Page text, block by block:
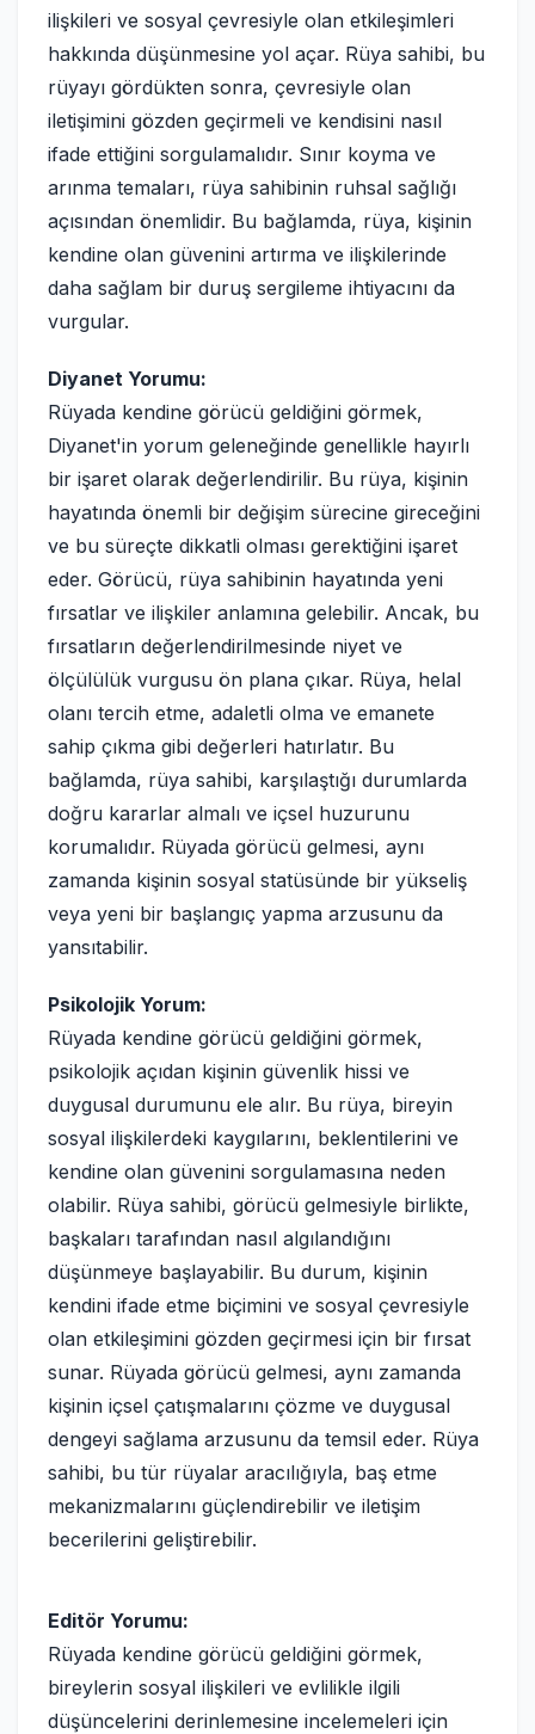
ilişkileri ve sosyal çevresiyle olan etkileşimleri
hakkında düşünmesine yol açar. Rüya sahibi, bu
rüyayı gördükten sonra, çevresiyle olan
iletişimini gözden geçirmeli ve kendisini nasıl
ifade ettiğini sorgulamalıdır. Sınır koyma ve
arınma temaları, rüya sahibinin ruhsal sağlığı
açısından önemlidir. Bu bağlamda, rüya, kişinin
kendine olan güvenini artırma ve ilişkilerinde
daha sağlam bir duruş sergileme ihtiyacını da
vurgular.
Diyanet Yorumu:
Rüyada kendine görücü geldiğini görmek,
Diyanet'in yorum geleneğinde genellikle hayırlı
bir işaret olarak değerlendirilir. Bu rüya, kişinin
hayatında önemli bir değişim sürecine gireceğini
ve bu süreçte dikkatli olması gerektiğini işaret
eder. Görücü, rüya sahibinin hayatında yeni
fırsatlar ve ilişkiler anlamına gelebilir. Ancak, bu
fırsatların değerlendirilmesinde niyet ve
ölçülülük vurgusu ön plana çıkar. Rüya, helal
olanı tercih etme, adaletli olma ve emanete
sahip çıkma gibi değerleri hatırlatır. Bu
bağlamda, rüya sahibi, karşılaştığı durumlarda
doğru kararlar almalı ve içsel huzurunu
korumalıdır. Rüyada görücü gelmesi, aynı
zamanda kişinin sosyal statüsünde bir yükseliş
veya yeni bir başlangıç yapma arzusunu da
yansıtabilir.
Psikolojik Yorum:
Rüyada kendine görücü geldiğini görmek,
psikolojik açıdan kişinin güvenlik hissi ve
duygusal durumunu ele alır. Bu rüya, bireyin
sosyal ilişkilerdeki kaygılarını, beklentilerini ve
kendine olan güvenini sorgulamasına neden
olabilir. Rüya sahibi, görücü gelmesiyle birlikte,
başkaları tarafından nasıl algılandığını
düşünmeye başlayabilir. Bu durum, kişinin
kendini ifade etme biçimini ve sosyal çevresiyle
olan etkileşimini gözden geçirmesi için bir fırsat
sunar. Rüyada görücü gelmesi, aynı zamanda
kişinin içsel çatışmalarını çözme ve duygusal
dengeyi sağlama arzusunu da temsil eder. Rüya
sahibi, bu tür rüyalar aracılığıyla, baş etme
mekanizmalarını güçlendirebilir ve iletişim
becerilerini geliştirebilir.
Editör Yorumu:
Rüyada kendine görücü geldiğini görmek,
bireylerin sosyal ilişkileri ve evlilikle ilgili
düşüncelerini derinlemesine incelemeleri için